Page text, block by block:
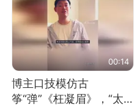
00:14
博主口技模仿古
筝“弹”《枉凝眉》，“太